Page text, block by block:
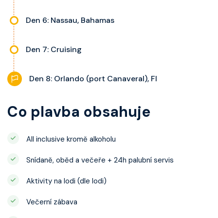
Den 6: Nassau, Bahamas
Den 7: Cruising
Den 8: Orlando (port Canaveral), Fl
Co plavba obsahuje
All inclusive kromě alkoholu
Snídaně, oběd a večeře + 24h palubní servis
Aktivity na lodi (dle lodi)
Večerní zábava